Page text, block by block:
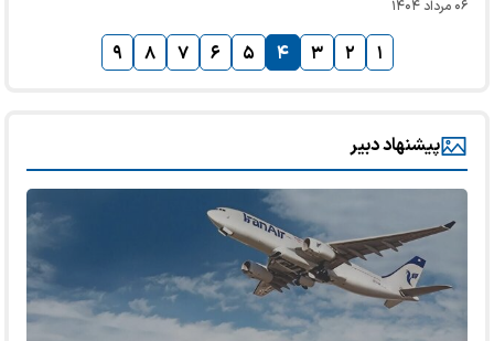
۰۶ مرداد ۱۴۰۴
۱ ۲ ۳ ۴ ۵ ۶ ۷ ۸ ۹
پیشنهاد دبیر